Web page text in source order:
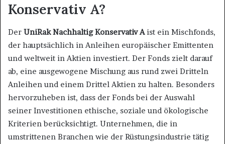
Konservativ A?
Der UniRak Nachhaltig Konservativ Aist ein Mischfonds,
der hauptsächlich in Anleihen europäischer Emittenten
und weltweit in Aktien investiert. Der Fonds zielt darauf
ab, eine ausgewogene Mischung aus rund zwei Dritteln
Anleihen und einem Drittel Aktien zu halten. Besonders
hervorzuheben ist, dass der Fonds bei der Auswahl
seiner Investitionen ethische, soziale und ökologische
Kriterien berücksichtigt. Unternehmen, die in
umstrittenen Branchen wie der Rüstungsindustrie tätig